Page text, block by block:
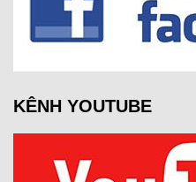
KÊNH YOUTUBE